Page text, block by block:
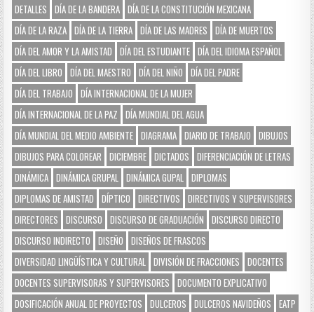
DETALLES
DÍA DE LA BANDERA DÍA DE LA CONSTITUCIÓN MEXICANA
DÍA DE LA RAZA DÍA DE LA TIERRA DÍA DE LAS MADRES
DÍA DE MUERTOS
DÍA DEL AMOR Y LA AMISTAD
DÍA DEL ESTUDIANTE DÍA DEL IDIOMA ESPAÑOL
DÍA DEL LIBRO
DÍA DEL MAESTRO DÍA DEL NIÑO
DÍA DEL PADRE
DÍA DEL TRABAJO
DÍA INTERNACIONAL DE LA MUJER
DÍA INTERNACIONAL DE LA PAZ
DÍA MUNDIAL DEL AGUA
DÍA MUNDIAL DEL MEDIO AMBIENTE DIAGRAMA DIARIO DE TRABAJO
DIBUJOS
DIBUJOS PARA COLOREAR
DICIEMBRE DICTADOS
DIFERENCIACIÓN DE LETRAS
DINÁMICA DINÁMICA GRUPAL DINÁMICA GUPAL DIPLOMAS
DIPLOMAS DE AMISTAD
DÍPTICO DIRECTIVOS
DIRECTIVOS Y SUPERVISORES
DIRECTORES
DISCURSO DISCURSO DE GRADUACIÓN
DISCURSO DIRECTO
DISCURSO INDIRECTO
DISEÑO
DISEÑOS DE FRASCOS
DIVERSIDAD LINGÜÍSTICA Y CULTURAL DIVISIÓN DE FRACCIONES
DOCENTES
DOCENTES SUPERVISORAS Y SUPERVISORES
DOCUMENTO EXPLICATIVO
DOSIFICACIÓN ANUAL DE PROYECTOS
DULCEROS DULCEROS NAVIDEÑOS
EATP